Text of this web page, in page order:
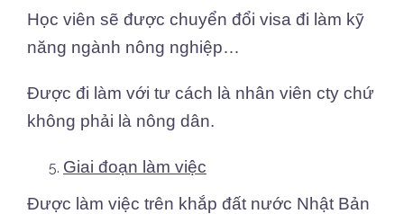
Học viên sẽ được chuyển đổi visa đi làm kỹ
năng ngành nông nghiệp…
Được đi làm với tư cách là nhân viên cty chứ
không phải là nông dân.
Giai đoạn làm việc
Được làm việc trên khắp đất nước Nhật Bản